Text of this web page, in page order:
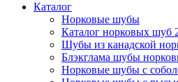
Каталог
Норковые шубы
Каталог норковых шуб
Шубы из канадской
Блэкглама шубы
Норковые шубы с